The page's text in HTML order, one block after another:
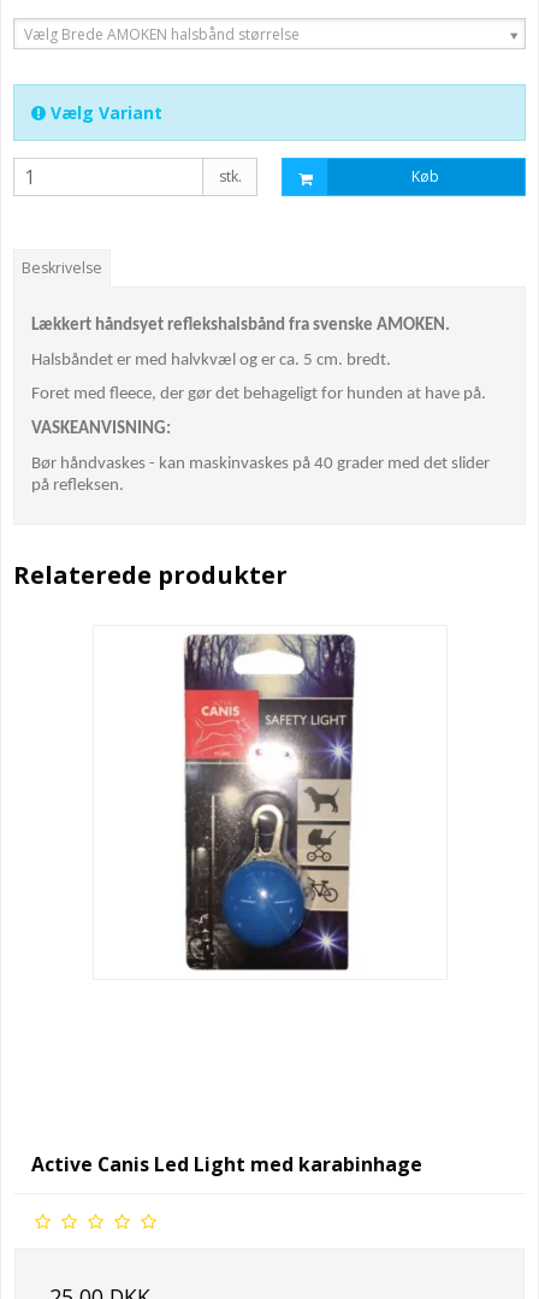
Vælg Brede AMOKEN halsbånd størrelse
Vælg Variant
stk. Køb
Beskrivelse
Lækkert håndsyet reflekshalsbånd fra svenske AMOKEN.
Halsbåndet er med halvkvæl og er ca. 5 cm. bredt.
Foret med fleece, der gør det behageligt for hunden at have på.
VASKEANVISNING:
Bør håndvaskes - kan maskinvaskes på 40 grader med det slider
på refleksen.
Relaterede produkter
Active Canis Led Light med karabinhage